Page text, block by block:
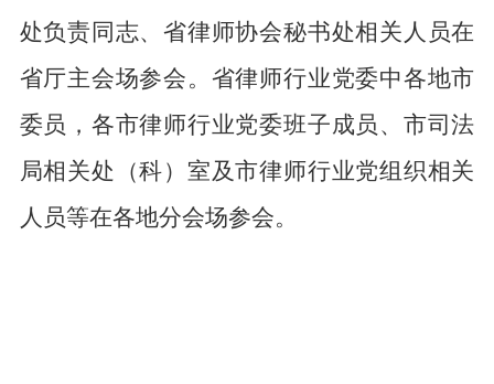
处负责同志、省律师协会秘书处相关人员在
省厅主会场参会。省律师行业党委中各地市
委员，各市律师行业党委班子成员、市司法
局相关处（科）室及市律师行业党组织相关
人员等在各地分会场参会。